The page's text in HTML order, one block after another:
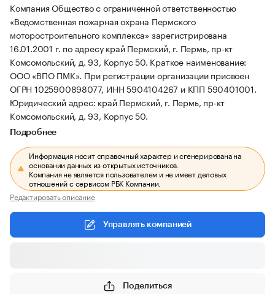
Компания Общество с ограниченной ответственностью
«Ведомственная пожарная охрана Пермского
моторостроительного комплекса» зарегистрирована
16.01.2001 г. по адресу край Пермский, г. Пермь, пр-кт
Комсомольский, д. 93, Корпус 50. Краткое наименование:
ООО «ВПО ПМК». При регистрации организации присвоен
ОГРН 1025900898077, ИНН 5904104267 и КПП 590401001.
Юридический адрес: край Пермский, г. Пермь, пр-кт
Комсомольский, д. 93, Корпус 50.
Подробнее
Информация носит справочный характер и сгенерирована на
основании данных из открытых источников.
Компания не является пользователем и не имеет деловых
отношений с сервисом РБК Компании.
Редактировать описание
Управлять компанией
Поделиться